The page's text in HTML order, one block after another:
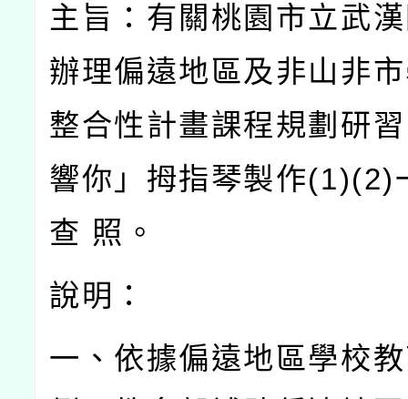
主旨：有關桃園市立武
辦理偏遠地區及非山非
整合性計畫課程規劃研
響你」拇指琴製作(1)(2)
查 照。
說明：
一、依據偏遠地區學校